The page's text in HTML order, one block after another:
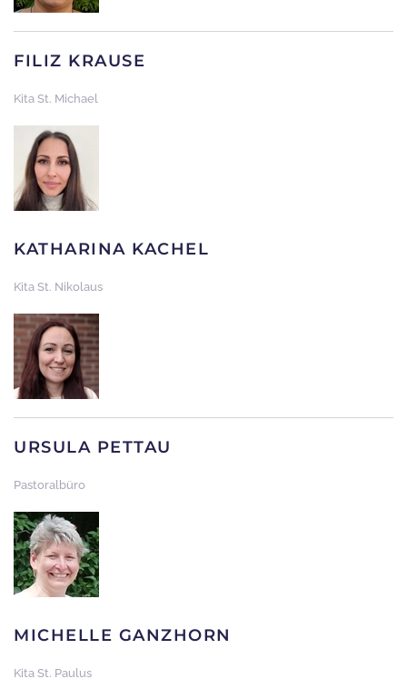
FILIZ KRAUSE
Kita St. Michael
KATHARINA KACHEL
Kita St. Nikolaus
URSULA PETTAU
Pastoralbüro
MICHELLE GANZHORN
Kita St. Paulus